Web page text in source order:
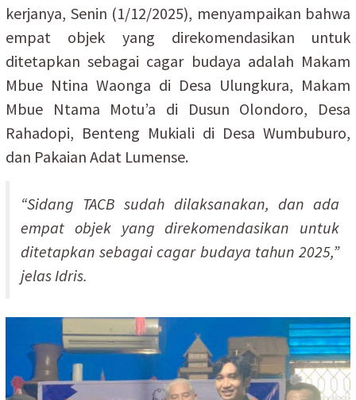
kerjanya, Senin (1/12/2025), menyampaikan bahwa
empat objek yang direkomendasikan untuk
ditetapkan sebagai cagar budaya adalah Makam
Mbue Ntina Waonga di Desa Ulungkura, Makam
Mbue Ntama Motu’a di Dusun Olondoro, Desa
Rahadopi, Benteng Mukiali di Desa Wumbuburo,
dan Pakaian Adat Lumense.
“Sidang TACB sudah dilaksanakan, dan ada
empat objek yang direkomendasikan untuk
ditetapkan sebagai cagar budaya tahun 2025,”
jelas Idris.